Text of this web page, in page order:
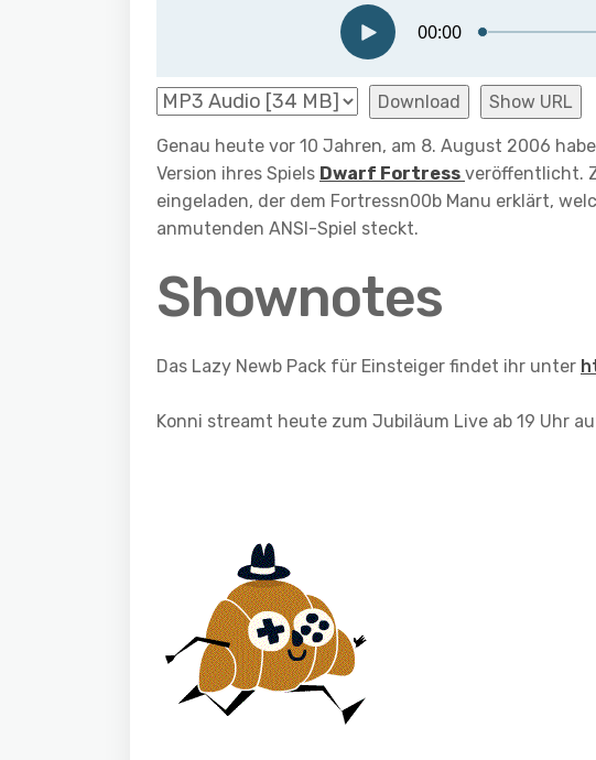
Download Show URL
Genau heute vor 10 Jahren, am 8. August 2006
Version ihres Spiels Dwarf Fortress veröffentlicht.
eingeladen, der dem Fortressn00b Manu erklärt,
anmutenden ANSI-Spiel steckt.
Shownotes
Das Lazy Newb Pack für Einsteiger findet ihr unter
Konni streamt heute zum Jubiläum Live ab 19 Uhr